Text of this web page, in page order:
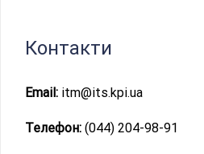
Контакти
Email: itm@its.kpi.ua
Телефон: (044) 204-98-91